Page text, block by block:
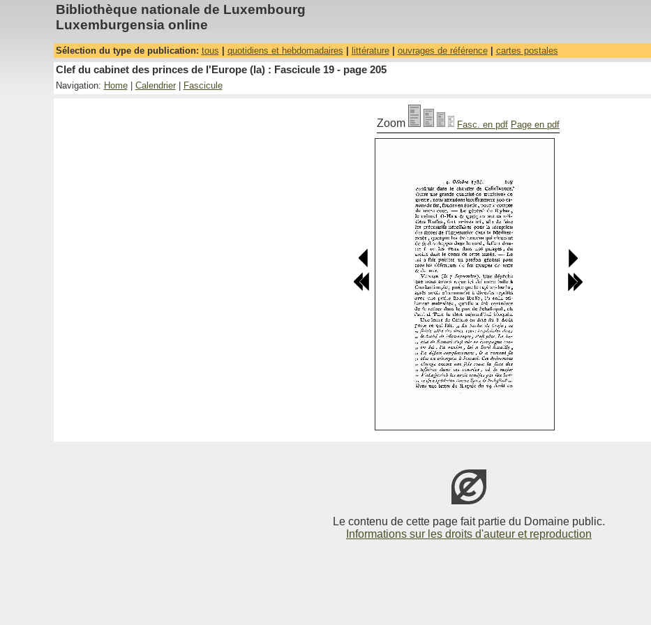
Bibliothèque nationale de Luxembourg
Luxemburgensia online
Sélection du type de publication: tous quotidiens et hebdomadaires littérature| ouvrages de référence| cartes postales
Clef du cabinet des princes de l'Europe (la) : Fascicule 19 - page 205
Navigation: Home| Calendrier| Fascicule
Zoom Fasc. en pdf Page en pdf
Le contenu de cette page fait partie du Domaine public.
Informations sur les droits d'auteur et reproduction